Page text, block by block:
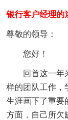
银行客户经理的
尊敬的领导：
您好！
回首这一年来
样的团队工作，
生涯画下了重要
方面，自己所欠